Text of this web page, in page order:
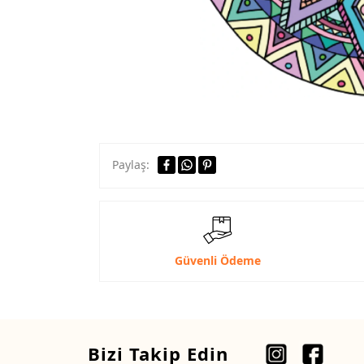
Paylaş:
Güvenli Ödeme
Bizi Takip Edin